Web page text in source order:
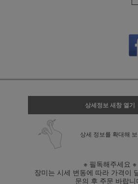
상세정보 새창 열기
상세 정보를 확대해
※ 필독해주세요 ※
장미는 시세 변동에 따라 가격이
문의 후 주문 바랍니